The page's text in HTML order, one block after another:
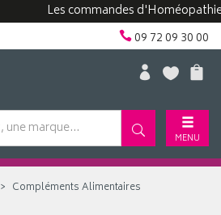
Les commandes d'Homéopathie
09 72 09 30 00
MENU
Compléments Alimentaires